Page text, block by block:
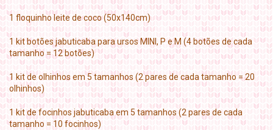
1 floquinho leite de coco (50x140cm)
1 kit botões jabuticaba para ursos MINI, P e M (4 botões de cada
tamanho = 12 botões)
1 kit de olhinhos em 5 tamanhos (2 pares de cada tamanho = 20
olhinhos)
1 kit de focinhos jabuticaba em 5 tamanhos (2 pares de cada
tamanho = 10 focinhos)